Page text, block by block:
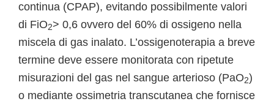
continua (CPAP), evitando possibilmente valori
di FiO2> 0,6 ovvero del 60% di ossigeno nella
miscela di gas inalato. L’ossigenoterapia a breve
termine deve essere monitorata con ripetute
misurazioni del gas nel sangue arterioso (PaO2)
o mediante ossimetria transcutanea che fornisce